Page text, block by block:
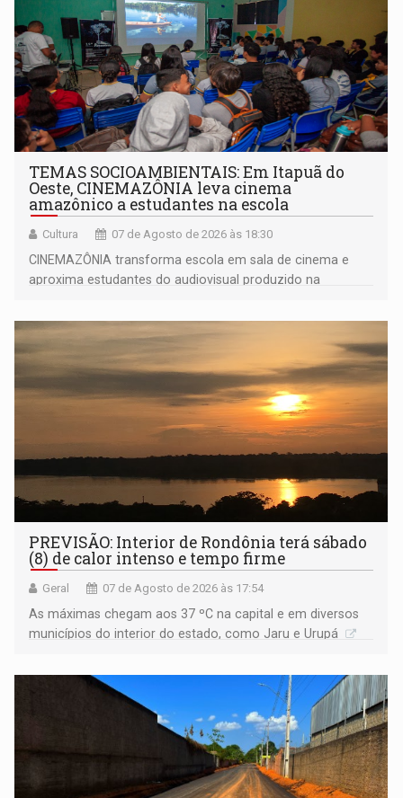
TEMAS SOCIOAMBIENTAIS: Em Itapuã do
Oeste, CINEMAZÔNIA leva cinema
amazônico a estudantes na escola
Cultura 07 de Agosto de 2026 às 18:30
CINEMAZÔNIA transforma escola em sala de cinema e
aproxima estudantes do audiovisual produzido na
PREVISÃO: Interior de Rondônia terá sábado
(8) de calor intenso e tempo firme
Geral 07 de Agosto de 2026 às 17:54
As máximas chegam aos 37 ºC na capital e em diversos
municípios do interior do estado, como Jaru e Urupá